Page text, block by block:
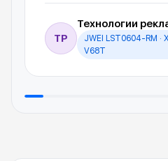
ТР
Технологии
JWEI LST0604-RM ·
V68T